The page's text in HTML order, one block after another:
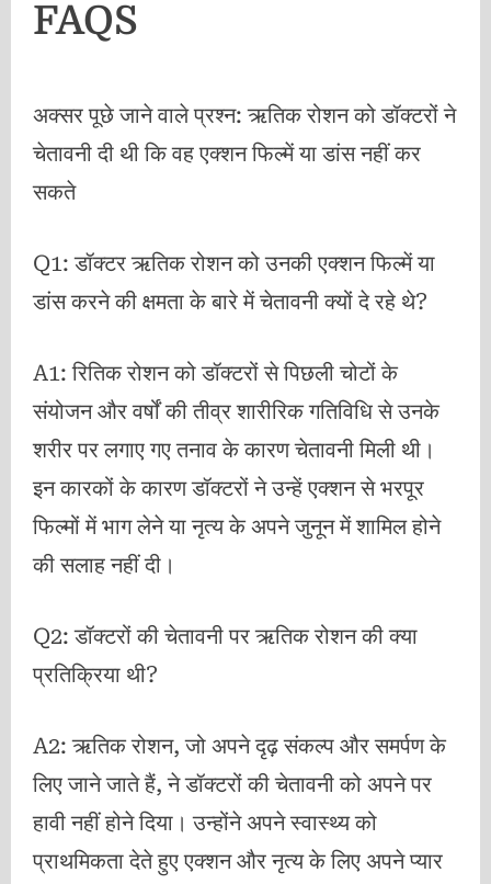
FAQS
अक्सर पूछे जाने वाले प्रश्न: ऋतिक रोशन को डॉक्टरों ने
चेतावनी दी थी कि वह एक्शन फिल्में या डांस नहीं कर
सकते
Q1: डॉक्टर ऋतिक रोशन को उनकी एक्शन फिल्में या
डांस करने की क्षमता के बारे में चेतावनी क्यों दे रहे थे?
A1: रितिक रोशन को डॉक्टरों से पिछली चोटों के
संयोजन और वर्षों की तीव्र शारीरिक गतिविधि से उनके
शरीर पर लगाए गए तनाव के कारण चेतावनी मिली थी।
इन कारकों के कारण डॉक्टरों ने उन्हें एक्शन से भरपूर
फिल्मों में भाग लेने या नृत्य के अपने जुनून में शामिल होने
की सलाह नहीं दी।
Q2: डॉक्टरों की चेतावनी पर ऋतिक रोशन की क्या
प्रतिक्रिया थी?
A2: ऋतिक रोशन, जो अपने दृढ़ संकल्प और समर्पण के
लिए जाने जाते हैं, ने डॉक्टरों की चेतावनी को अपने पर
हावी नहीं होने दिया। उन्होंने अपने स्वास्थ्य को
प्राथमिकता देते हुए एक्शन और नृत्य के लिए अपने प्यार